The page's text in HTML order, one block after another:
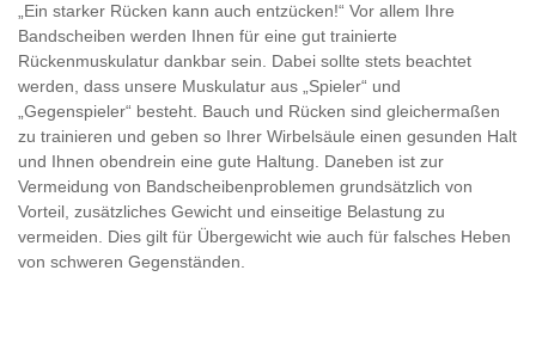
„Ein starker Rücken kann auch entzücken!“ Vor allem Ihre
Bandscheiben werden Ihnen für eine gut trainierte
Rückenmuskulatur dankbar sein. Dabei sollte stets beachtet
werden, dass unsere Muskulatur aus „Spieler“ und
„Gegenspieler“ besteht. Bauch und Rücken sind gleichermaßen
zu trainieren und geben so Ihrer Wirbelsäule einen gesunden Halt
und Ihnen obendrein eine gute Haltung. Daneben ist zur
Vermeidung von Bandscheibenproblemen grundsätzlich von
Vorteil, zusätzliches Gewicht und einseitige Belastung zu
vermeiden. Dies gilt für Übergewicht wie auch für falsches Heben
von schweren Gegenständen.